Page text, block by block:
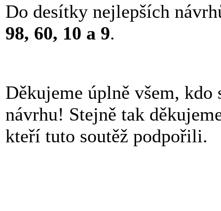
Do desítky nejlepších
98, 60, 10 a 9.
Děkujeme úplně všem,
návrhu! Stejně tak
kteří tuto soutěž podpořili.